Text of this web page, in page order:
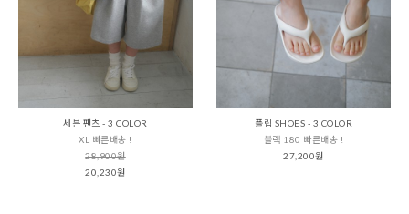
세븐 팬츠 - 3 COLOR
XL 빠른배송 !
28,900원
20,230원
플립 SHOES - 3 COLOR
블랙 180 빠른배송 !
27,200원